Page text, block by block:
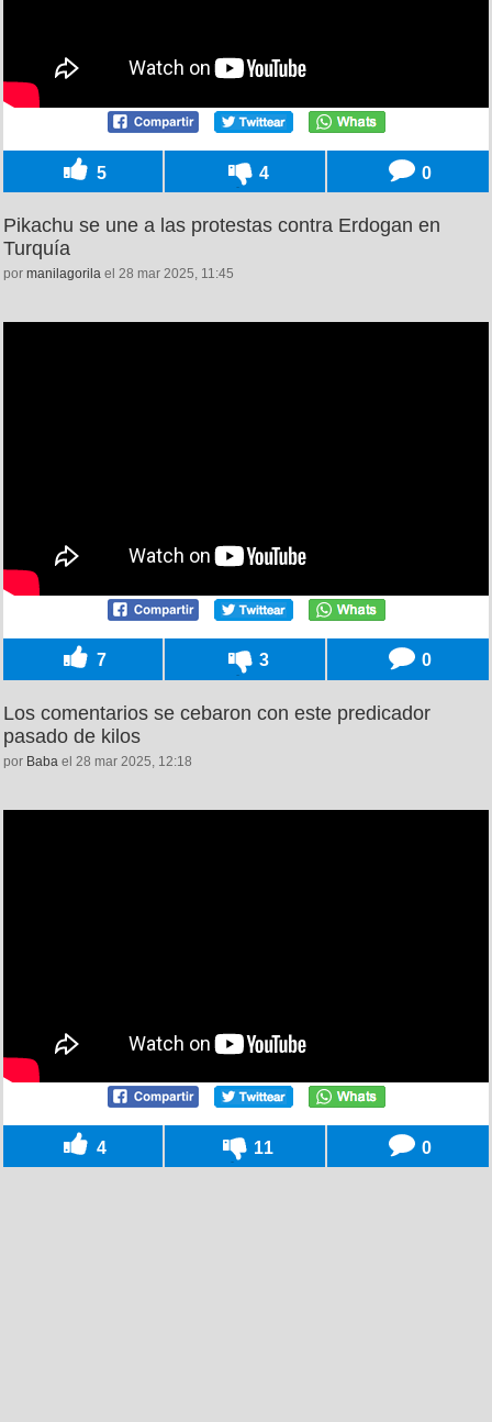
5 4 0
Pikachu se une a las protestas contra Erdogan en
Turquía
por manilagorila el 28 mar 2025, 11:45
7 3 0
Los comentarios se cebaron con este predicador
pasado de kilos
por Baba el 28 mar 2025, 12:18
4 11 0